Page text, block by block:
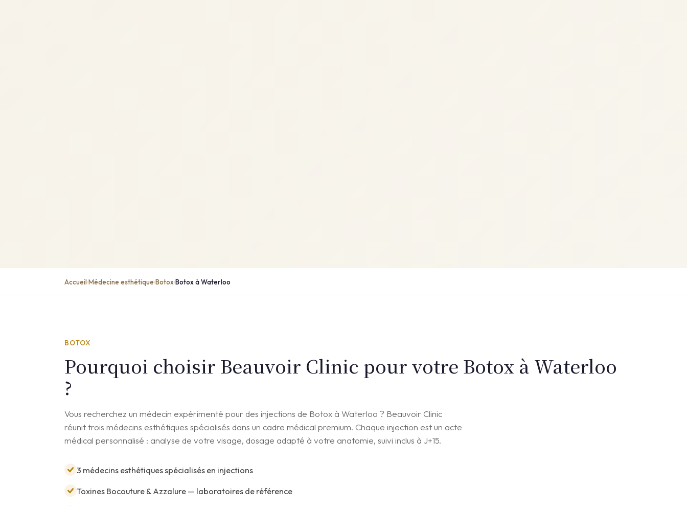
Accueil›Médecine esthétique›Botox›Botox à Waterloo
BOTOX
Pourquoi choisir Beauvoir Clinic pour votre Botox à Waterloo
?
Vous recherchez un médecin expérimenté pour des injections de Botox à Waterloo ? Beauvoir Clinic
réunit trois médecins esthétiques spécialisés dans un cadre médical premium. Chaque injection est un acte
médical personnalisé : analyse de votre visage, dosage adapté à votre anatomie, suivi inclus à J+15.
3 médecins esthétiques spécialisés en injections
Toxines Bocouture & Azzalure — laboratoires de référence